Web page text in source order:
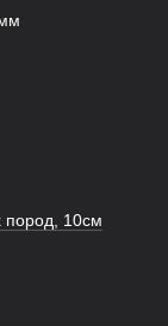
пород, 10см